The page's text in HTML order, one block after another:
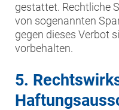
gestattet. Rechtliche
von sogenannten
gegen dieses Verbot
vorbehalten.
5.